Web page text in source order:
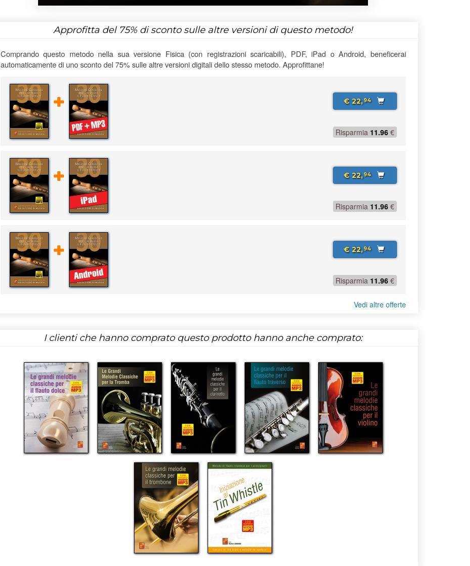
Approfitta del 75%di sconto sulle altre versioni di questo metodo!
Comprando questo metodo nella sua versione Fisica (con registrazioni scaricabili), PDF, iPad o Android, beneficerai
automaticamente di uno sconto del 75% sulle altre versioni digitali dello stesso metodo. Approfittane!
€ 22,94
Risparmia 11.96 €
€ 22,94
Risparmia 11.96 €
€ 22,94
Risparmia 11.96 €
Vedi altre offerte
I clienti che hanno comprato questo prodotto hanno anche comprato: